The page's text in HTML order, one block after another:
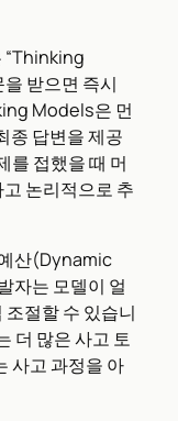
“Thinking
받으면 즉시
Models은 먼
종 답변을 제공
를 접했을 때 머
논리적으로 추
산(Dynamic
자는 모델이 얼
조절할 수 있습니
더 많은 사고 토
사고 과정을 아